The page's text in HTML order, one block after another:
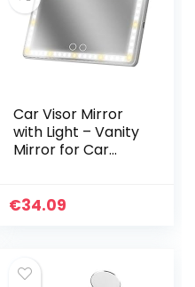
Car Visor Mirror
with Light – Vanity
Mirror for Car
Lighted Cosmetic
€34.09